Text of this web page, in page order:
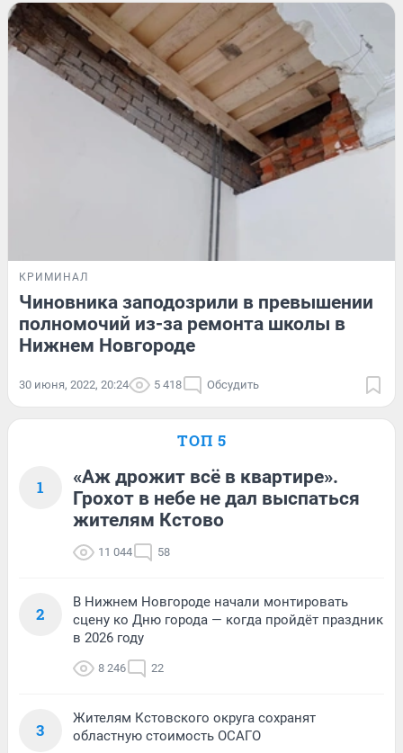
КРИМИНАЛ
Чиновника заподозрили в превышении
полномочий из-за ремонта школы в
Нижнем Новгороде
30 июня, 2022, 20:24 5 418 Обсудить
ТОП 5
1
«Аж дрожит всё в квартире».
Грохот в небе не дал выспаться
жителям Кстово
11 044 58
2
В Нижнем Новгороде начали монтировать
сцену ко Дню города — когда пройдёт праздник
в 2026 году
8 246 22
3
Жителям Кстовского округа сохранят
областную стоимость ОСАГО